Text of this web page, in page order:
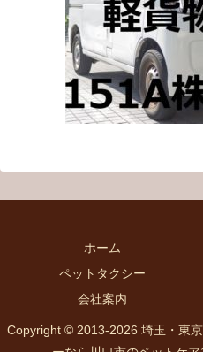
ホーム
ペットタクシー
会社案内
Copyright © 2013-2026 埼玉・東